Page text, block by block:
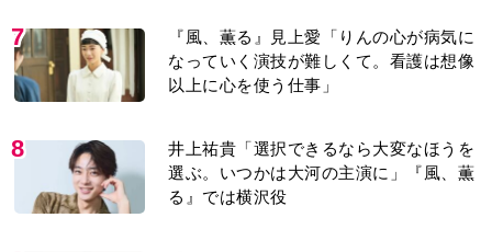
7
『風、薫る』見上愛「りんの心が病気に
なっていく演技が難しくて。看護は想像
以上に心を使う仕事」
8
井上祐貴「選択できるなら大変なほうを
選ぶ。いつかは大河の主演に」『風、薫
る』では横沢役